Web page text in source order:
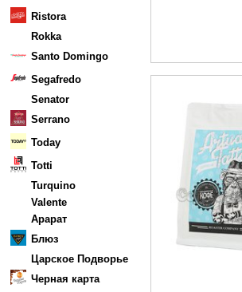
Ristora
Rokka
Santo Domingo
Segafredo
Senator
Serrano
Today
Totti
Turquino
Valente
Арарат
Блюз
Царское Подворье
Черная карта